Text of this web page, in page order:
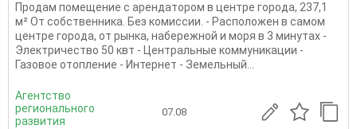
Продам помещение с арендатором в центре города, 237,1
м² От собственника. Без комиссии. - Расположен в самом
центре города, от рынка, набережной и моря в 3 минутах -
Электричество 50 квт - Центральные коммуникации -
Газовое отопление - Интернет - Земельный...
Агентство
регионального
развития
07.08